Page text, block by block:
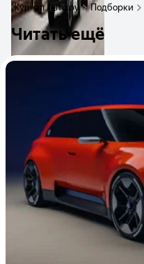
Журнал Авто.ру Подборки
Читать ещё